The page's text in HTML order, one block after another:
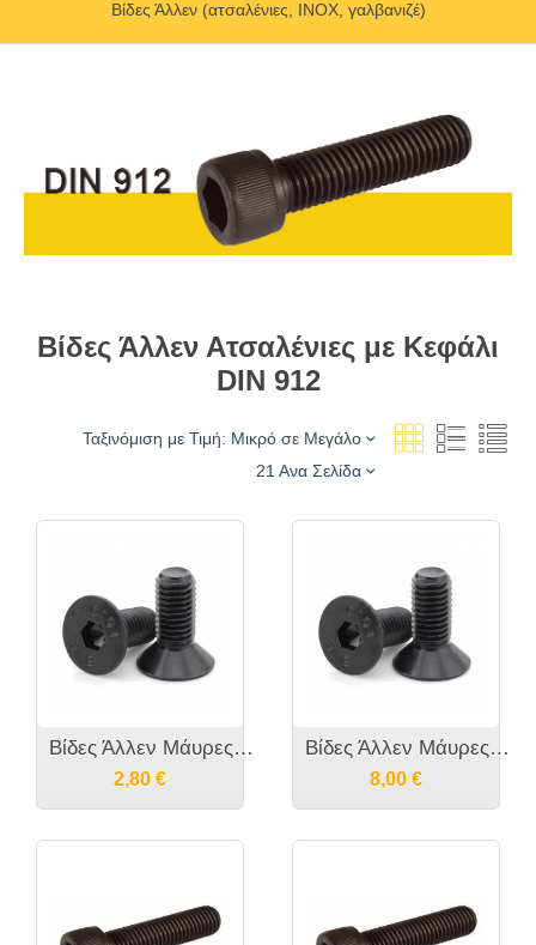
Βίδες Άλλεν (ατσαλένιες, ΙΝΟΧ, γαλβανιζέ)
Βίδες Άλλεν Ατσαλένιες με Κεφάλι
DIN 912
Ταξινόμιση με Τιμή: Μικρό σε Μεγάλο
21 Ανα Σελίδα
Βίδες Άλλεν Μάυρες 10.9 Φρεζάτες DIN7991 M8
2,80 €
Βίδες Άλλεν Μάυρες 10.9 Φρεζάτες DIN7991 M5
8,00 €